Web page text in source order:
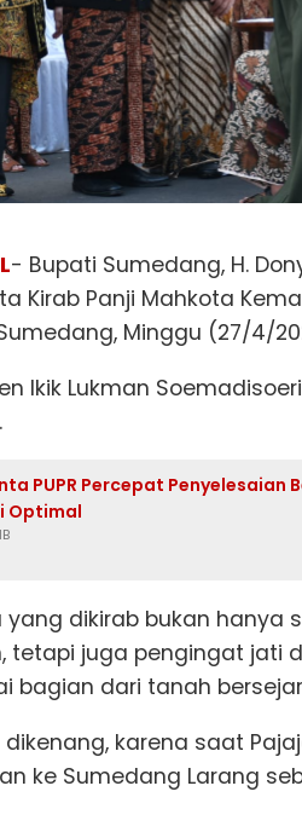
- Bupati Sumedang, H.
Kirab Panji Mahkota
Minggu (27/4/
Ikik Lukman
PUPR Percepat Penyelesaian
Optimal
dikirab bukan hanya
tetapi juga pengingat jati
bagian dari tanah
dikenang, karena saat
ke Sumedang Larang